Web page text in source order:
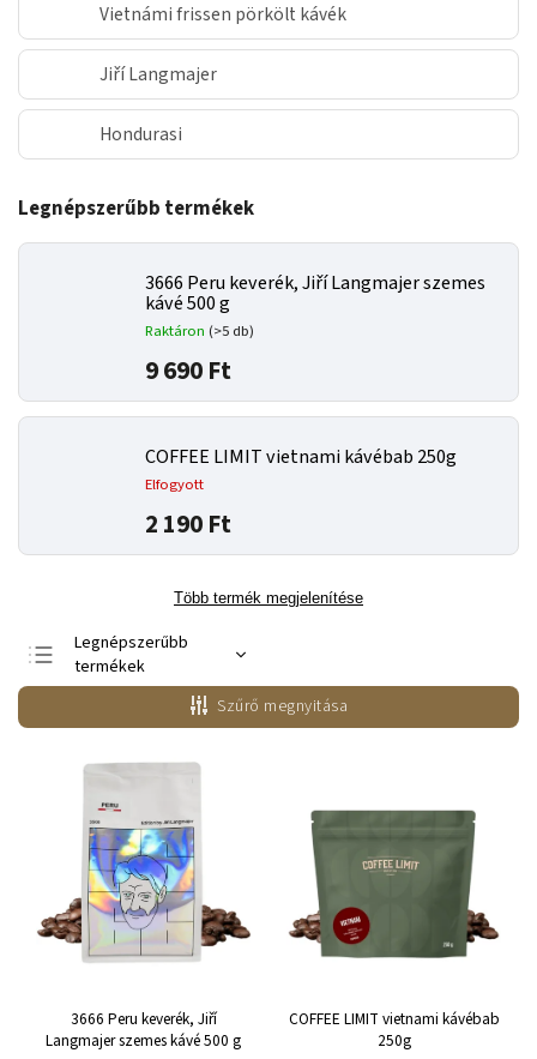
Vietnámi frissen pörkölt kávék
Jiří Langmajer
Hondurasi
Legnépszerűbb termékek
3666 Peru keverék, Jiří Langmajer szemes
kávé 500 g
Raktáron (>5 db)
9 690 Ft
COFFEE LIMIT vietnami kávébab 250g
Elfogyott
2 190 Ft
Több termék megjelenítése
Legnépszerűbb
termékek
Legolcsóbb elöl
Legdrágább
ABC szerint
Szűrő megnyitása
3666 Peru keverék, Jiří
Langmajer szemes kávé 500 g
COFFEE LIMIT vietnami kávébab
250g